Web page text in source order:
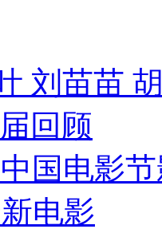
刘苗苗
回顾
国电影
电影